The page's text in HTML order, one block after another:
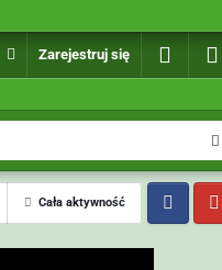
Zarejestruj się
Cała aktywność